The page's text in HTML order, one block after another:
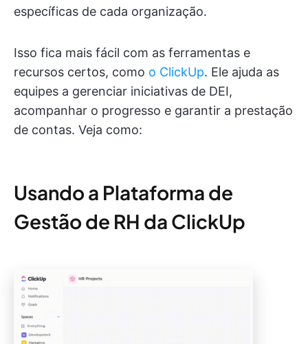
específicas de cada organização.
Isso fica mais fácil com as ferramentas e
recursos certos, como o ClickUp. Ele ajuda as
equipes a gerenciar iniciativas de DEI,
acompanhar o progresso e garantir a prestação
de contas. Veja como:
Usando a Plataforma de
Gestão de RH da ClickUp